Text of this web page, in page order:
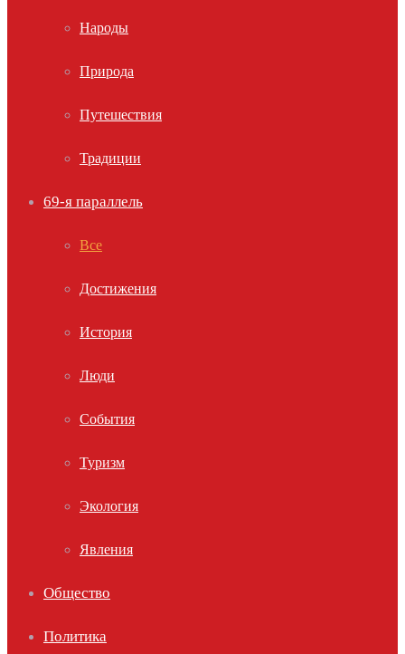
Народы
Природа
Путешествия
Традиции
69-я параллель
Все
Достижения
История
Люди
События
Туризм
Экология
Явления
Общество
Политика